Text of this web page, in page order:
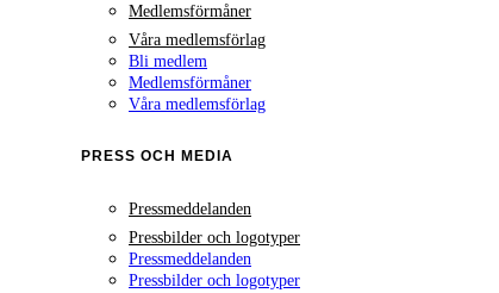
Medlemsförmåner
Våra medlemsförlag
Bli medlem
Medlemsförmåner
Våra medlemsförlag
PRESS OCH MEDIA
Pressmeddelanden
Pressbilder och logotyper
Pressmeddelanden
Pressbilder och logotyper